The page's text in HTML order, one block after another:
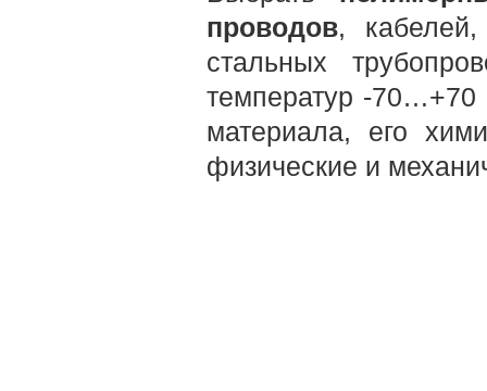
проводов, кабелей,
стальных
температур -70…+70
материала, его
физические и